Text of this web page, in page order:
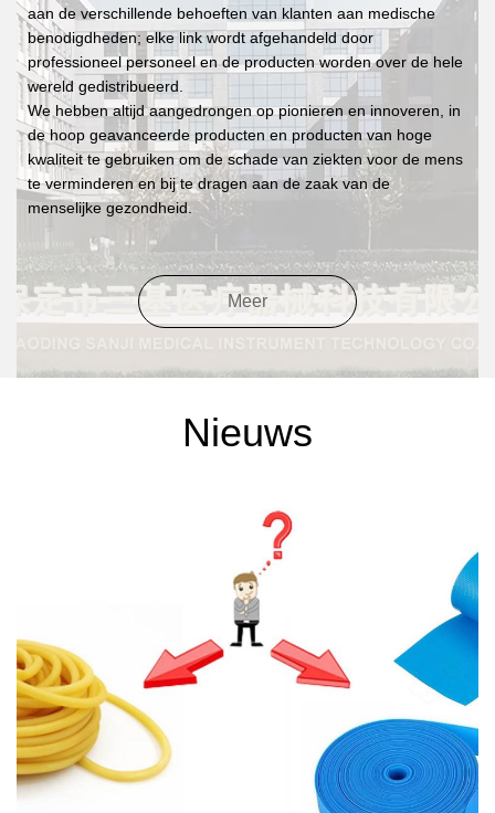
aan de verschillende behoeften van klanten aan medische
benodigdheden; elke link wordt afgehandeld door
professioneel personeel en de producten worden over de hele
wereld gedistribueerd.
We hebben altijd aangedrongen op pionieren en innoveren, in
de hoop geavanceerde producten en producten van hoge
kwaliteit te gebruiken om de schade van ziekten voor de mens
te verminderen en bij te dragen aan de zaak van de
menselijke gezondheid.
Meer
Nieuws